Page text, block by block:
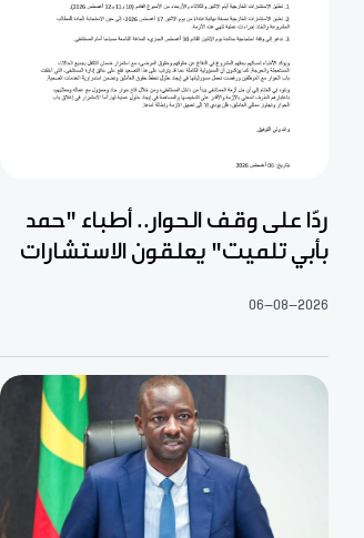
ردّا على وقف الحوار.. أطباء "حمد
بأبي تلميت" يعلقون الاستشارات
06-08-2026